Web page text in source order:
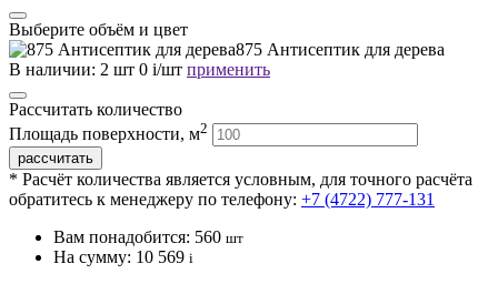
Выберите объём и цвет
875 Антисептик для дерева
В наличии: 2 шт 0 i/шт применить
Рассчитать количество
Площадь поверхности, м2
* Расчёт количества является условным, для точного расчёта
обратитесь к менеджеру по телефону: +7 (4722) 777-131
Вам понадобится: 560 шт
На сумму: 10 569 i